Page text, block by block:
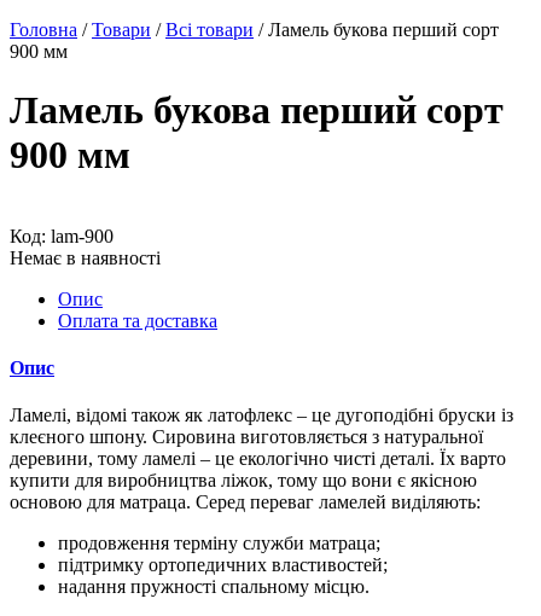
Головна /Товари /Всі товари /Ламель букова перший сорт
900 мм
Ламель букова перший сорт
900 мм
Код: lam-900
Немає в наявності
Опис
Оплата та доставка
Опис
Ламелі, відомі також як латофлекс – це дугоподібні бруски із
клеєного шпону. Сировина виготовляється з натуральної
деревини, тому ламелі – це екологічно чисті деталі. Їх варто
купити для виробництва ліжок, тому що вони є якісною
основою для матраца. Серед переваг ламелей виділяють:
продовження терміну служби матраца;
підтримку ортопедичних властивостей;
надання пружності спальному місцю.